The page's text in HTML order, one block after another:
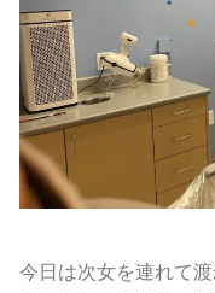
今日は次女を連れて